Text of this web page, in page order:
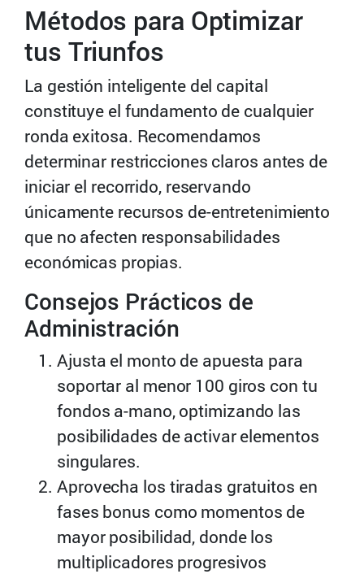
Métodos para Optimizar
tus Triunfos
La gestión inteligente del capital
constituye el fundamento de cualquier
ronda exitosa. Recomendamos
determinar restricciones claros antes de
iniciar el recorrido, reservando
únicamente recursos de-entretenimiento
que no afecten responsabilidades
económicas propias.
Consejos Prácticos de
Administración
Ajusta el monto de apuesta para
soportar al menor 100 giros con tu
fondos a-mano, optimizando las
posibilidades de activar elementos
singulares.
Aprovecha los tiradas gratuitos en
fases bonus como momentos de
mayor posibilidad, donde los
multiplicadores progresivos